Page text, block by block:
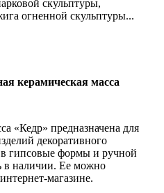
скульптуры,
огненной скульптуры...
керамическая масса
«Кедр» предназначена для
декоративного
гипсовые формы и ручной
в наличии. Ее можно
магазине.